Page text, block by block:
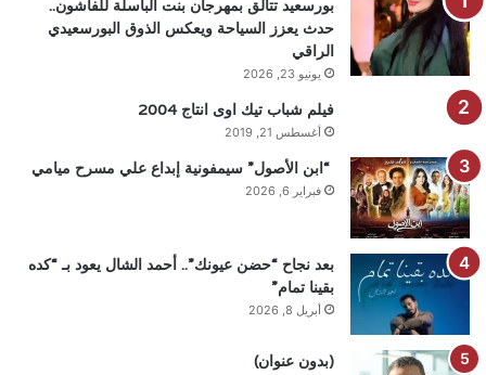
بورسعيد تتألق بمهرجان بنت الباسلة للفاشون..
حدث يعزز السياحة ويعكس الذوق البورسعيدي
الراقي
يونيو 23, 2026
فيلم شباب تيك اوى انتاج 2004
أغسطس 21, 2019
“ابن الأصول” سيمفونية إبداع علي مسرح ميامي
فبراير 6, 2026
بعد نجاح “حضن عيونك”.. أحمد الشال يعود بـ “كده
بقينا تمام”
أبريل 8, 2026
(بدون عنوان)